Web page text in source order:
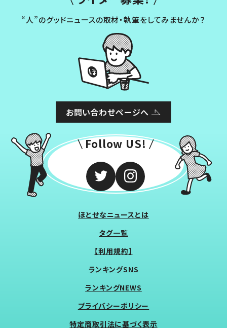
“人”のグッドニュースの取材・執筆をしてみませんか？
お問い合わせページへ
Follow US!
ほとせなニュースとは
タグ一覧
【利用規約】
ランキングSNS
ランキングNEWS
プライバシーポリシー
特定商取引法に基づく表示